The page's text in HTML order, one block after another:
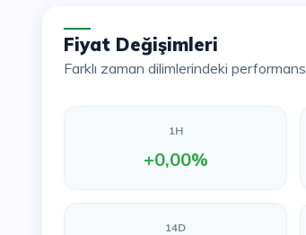
Fiyat Değişimleri
Farklı zaman dilimlerindeki performans
1H
+0,00%
14D